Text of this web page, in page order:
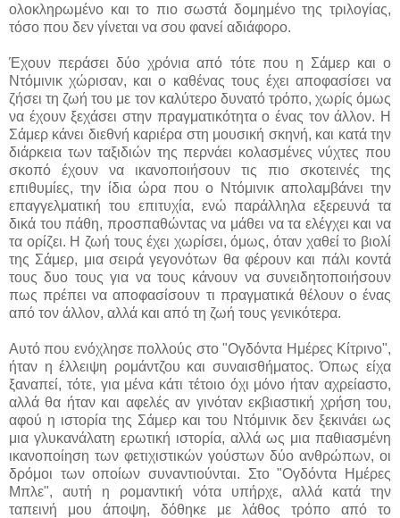
ολοκληρωμένο και το πιο σωστά δομημένο της τριλογίας,
τόσο που δεν γίνεται να σου φανεί αδιάφορο.
Έχουν περάσει δύο χρόνια από τότε που η Σάμερ και ο
Ντόμινικ χώρισαν, και ο καθένας τους έχει αποφασίσει να
ζήσει τη ζωή του με τον καλύτερο δυνατό τρόπο, χωρίς όμως
να έχουν ξεχάσει στην πραγματικότητα ο ένας τον άλλον. Η
Σάμερ κάνει διεθνή καριέρα στη μουσική σκηνή, και κατά την
διάρκεια των ταξιδιών της περνάει κολασμένες νύχτες που
σκοπό έχουν να ικανοποιήσουν τις πιο σκοτεινές της
επιθυμίες, την ίδια ώρα που ο Ντόμινικ απολαμβάνει την
επαγγελματική του επιτυχία, ενώ παράλληλα εξερευνά τα
δικά του πάθη, προσπαθώντας να μάθει να τα ελέγχει και να
τα ορίζει. Η ζωή τους έχει χωρίσει, όμως, όταν χαθεί το βιολί
της Σάμερ, μια σειρά γεγονότων θα φέρουν και πάλι κοντά
τους δυο τους για να τους κάνουν να συνειδητοποιήσουν
πως πρέπει να αποφασίσουν τι πραγματικά θέλουν ο ένας
από τον άλλον, αλλά και από τη ζωή τους γενικότερα.
Αυτό που ενόχλησε πολλούς στο "Ογδόντα Ημέρες Κίτρινο",
ήταν η έλλειψη ρομάντζου και συναισθήματος. Όπως είχα
ξαναπεί, τότε, για μένα κάτι τέτοιο όχι μόνο ήταν αχρείαστο,
αλλά θα ήταν και αφελές αν γινόταν εκβιαστική χρήση του,
αφού η ιστορία της Σάμερ και του Ντόμινικ δεν ξεκινάει ως
μια γλυκανάλατη ερωτική ιστορία, αλλά ως μια παθιασμένη
ικανοποίηση των φετιχιστικών γούστων δύο ανθρώπων, οι
δρόμοι των οποίων συναντιούνται. Στο "Ογδόντα Ημέρες
Μπλε", αυτή η ρομαντική νότα υπήρχε, αλλά κατά την
ταπεινή μου άποψη, δόθηκε με λάθος τρόπο από το